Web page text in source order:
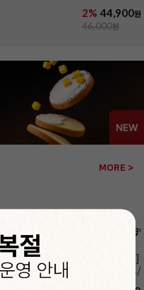
2% 44,900원
46,000원
MORE >